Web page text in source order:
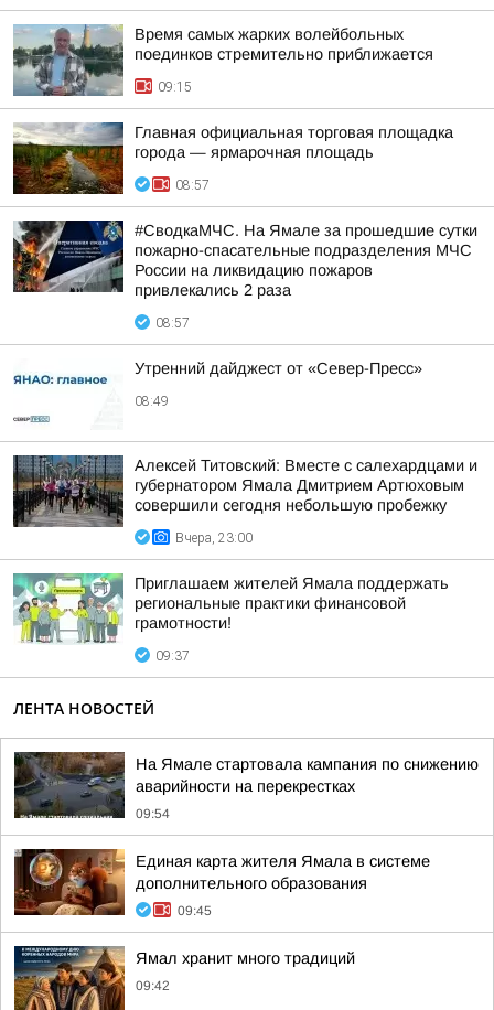
Время самых жарких волейбольных
поединков стремительно приближается
09:15
Главная официальная торговая площадка
города — ярмарочная площадь
08:57
#СводкаМЧС. На Ямале за прошедшие сутки
пожарно-спасательные подразделения МЧС
России на ликвидацию пожаров
привлекались 2 раза
08:57
Утренний дайджест от «Север-Пресс»
08:49
Алексей Титовский: Вместе с салехардцами и
губернатором Ямала Дмитрием Артюховым
совершили сегодня небольшую пробежку
Вчера, 23:00
Приглашаем жителей Ямала поддержать
региональные практики финансовой
грамотности!
09:37
ЛЕНТА НОВОСТЕЙ
На Ямале стартовала кампания по снижению
аварийности на перекрестках
09:54
Единая карта жителя Ямала в системе
дополнительного образования
09:45
Ямал хранит много традиций
09:42